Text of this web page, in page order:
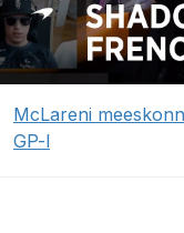
McLareni
GP-l